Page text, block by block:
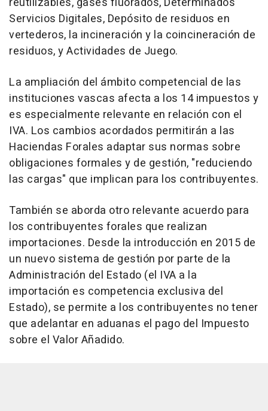
Servicios Digitales, Depósito de residuos en
vertederos, la incineración y la coincineración de
residuos, y Actividades de Juego.
La ampliación del ámbito competencial de las
instituciones vascas afecta a los 14 impuestos y
es especialmente relevante en relación con el
IVA. Los cambios acordados permitirán a las
Haciendas Forales adaptar sus normas sobre
obligaciones formales y de gestión, "reduciendo
las cargas" que implican para los contribuyentes.
También se aborda otro relevante acuerdo para
los contribuyentes forales que realizan
importaciones. Desde la introducción en 2015 de
un nuevo sistema de gestión por parte de la
Administración del Estado (el IVA a la
importación es competencia exclusiva del
Estado), se permite a los contribuyentes no tener
que adelantar en aduanas el pago del Impuesto
sobre el Valor Añadido.